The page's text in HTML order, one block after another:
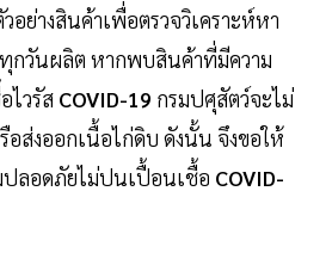
ย่างสินค้าเพื่อตรวจวิเคราะห์หา
ทุกวันผลิต หากพบสินค้าที่มีความ
ไวรัส COVID-19 กรมปศุสัตว์จะไม่
ส่งออกเนื้อไก่ดิบ ดังนั้น จึงขอให้
ปลอดภัยไม่ปนเปื้อนเชื้อ COVID-